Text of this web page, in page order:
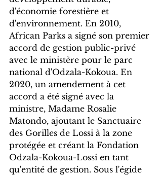
d'économie forestière et
d'environnement. En 2010,
African Parks a signé son premier
accord de gestion public-privé
avec le ministère pour le parc
national d'Odzala-Kokoua. En
2020, un amendement à cet
accord a été signé avec la
ministre, Madame Rosalie
Matondo, ajoutant le Sanctuaire
des Gorilles de Lossi à la zone
protégée et créant la Fondation
Odzala-Kokoua-Lossi en tant
qu'entité de gestion. Sous l'égide